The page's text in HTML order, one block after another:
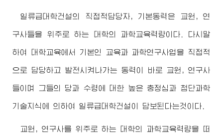
일류급대학건설의 직접적담당자, 기본동력은 교원, 연
구사들을 위주로 하는 대학의 과학교육력량이다. 다시말
하여 대학교육에서 기본인 교육과 과학연구사업을 직접적
으로 담당하고 발전시켜나가는 동력이 바로 교원, 연구사
들이며 그들의 당과 수령에 대한 높은 충정심과 첨단과학
기술지식에 의하여 일류급대학건설이 담보된다는것이다.
교원, 연구사를 위주로 하는 대학의 과학교육력량을 떠